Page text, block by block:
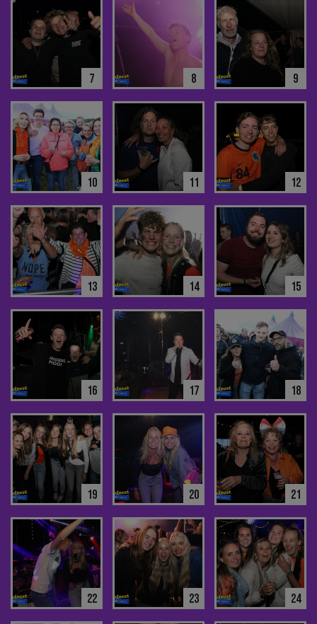
7 8 9
10 11 12
13 14 15
16 17 18
19 20 21
22 23 24